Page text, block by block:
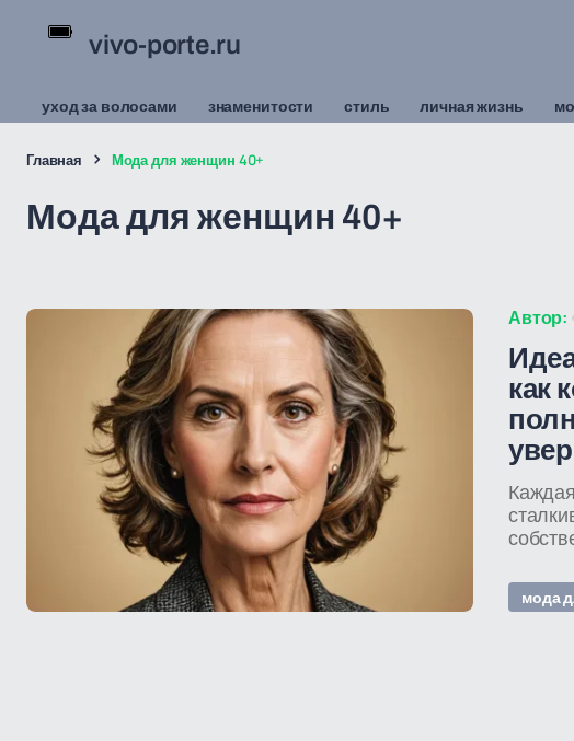
vivo-porte.ru
уход за волосами знаменитости стиль личная жизнь
Главная Мода для женщин 40+
Мода для женщин 40+
Автор:
как
мода